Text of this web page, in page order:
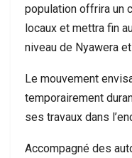
population offrira un
locaux et mettra fin
niveau de Nyawera
Le mouvement
temporairement
ses travaux dans
Accompagné des